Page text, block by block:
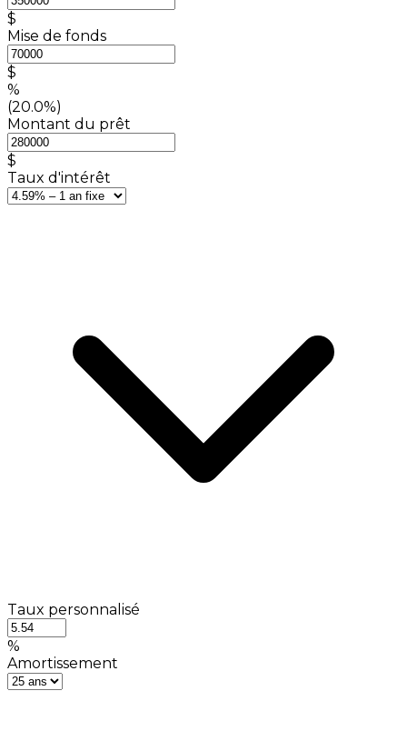
$
Mise de fonds
$
%
(20.0%)
Montant du prêt
$
Taux d'intérêt
Taux personnalisé
%
Amortissement